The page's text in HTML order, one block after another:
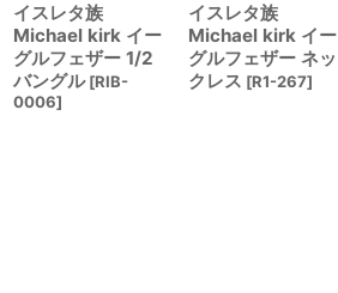
イスレタ族
Michael kirk イー
グルフェザー 1/2
バングル [RIB-
0006]
イスレタ族
Michael kirk イー
グルフェザー ネッ
クレス [R1-267]